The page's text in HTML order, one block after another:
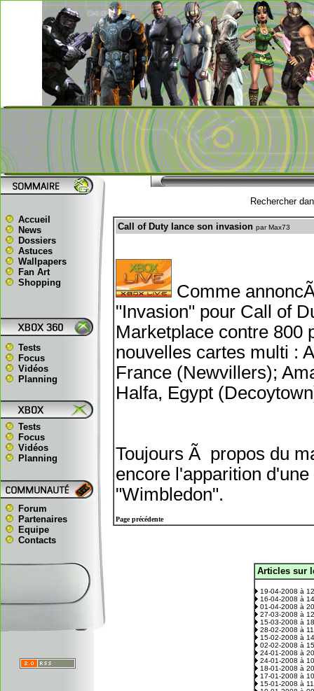
Accueil
News
Dossiers
Astuces
Wallpapers
Fan Art
Shopping
Tests
Focus
Vidéos
Planning
Tests
Focus
Vidéos
Planning
Forum
Partenaires
Equipe
Contacts
Rechercher
Call of Duty lance son invasion par Max73
Comme
"Invasion" pour Call of
Marketplace contre 800
nouvelles cartes multi :
France (Newvillers);
Halfa, Egypt
Toujours Ã propos du
encore l'apparition
"Wimbledon".
Page précédente
Articles sur
19-04-2008 à
16-04-2008 à
01-04-2008 à
27-03-2008 à
15-03-2008 à
28-02-2008 à
15-02-2008 à
02-02-2008 à
24-01-2008 à
24-01-2008 à
18-01-2008 à
17-01-2008 à
15-01-2008 à